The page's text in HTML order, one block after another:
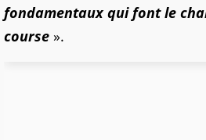
fondamentaux qui font le
course ».